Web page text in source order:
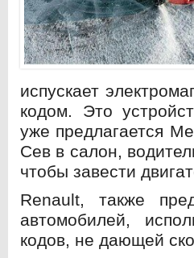
испускает
кодом. Это
уже предлагается
Сев в салон,
чтобы завести
Renault, также
автомобилей,
кодов, не дающей